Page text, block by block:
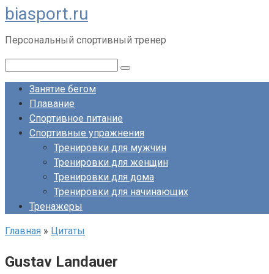
Перейти
к
контенту
biasport.ru
Персональный спортивный тренер
Занятие бегом
Плавание
Спортивное питание
Спортивные упражнения
Тренировки для мужчин
Тренировки для женщин
Тренировки для дома
Тренировки для начинающих
Тренажеры
Главная » Цитаты
Gustav Landauer